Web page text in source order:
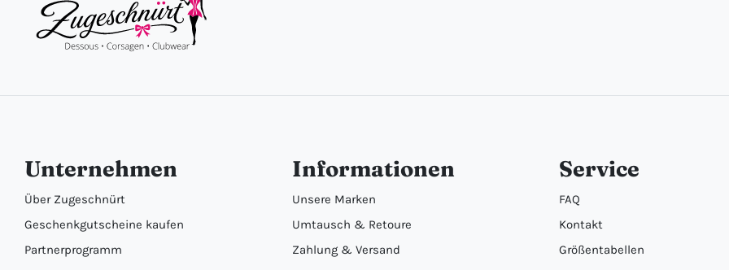
Unternehmen
Über Zugeschnürt
Geschenkgutscheine kaufen
Partnerprogramm
Informationen
Unsere Marken
Umtausch & Retoure
Zahlung & Versand
Service
FAQ
Kontakt
Größentabellen